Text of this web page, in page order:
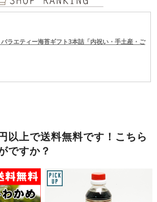
以上で送料無料です！こちら
ですか？